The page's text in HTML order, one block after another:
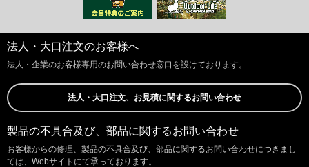
法人・大口注文のお客様へ
法人・企業のお客様専用のお問い合わせ窓口を設けております。
法人・大口注文、お見積に関するお問い合わせ
製品の不具合及び、部品に関するお問い合わせ
お客様からの修理、製品の不具合及び、部品に関するお問い合わせにつきまし
ては、Webサイトにて承っております。